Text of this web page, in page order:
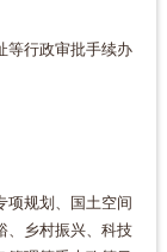
等行政审批手续办
项规划、国土空间
、乡村振兴、科技